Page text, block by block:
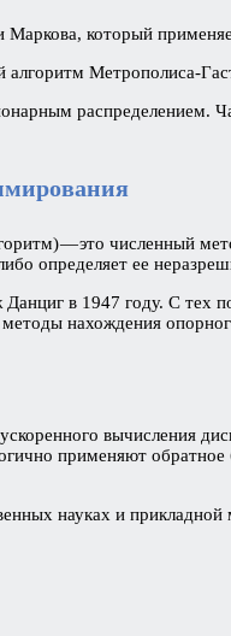
который
Метрополиса-
распределением.
— это численный
определяет ее
в 1947 году. С тех
нахождения
вычисления
применяют
науках и